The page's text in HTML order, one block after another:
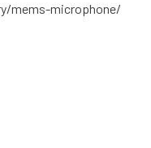
mems-microphone/